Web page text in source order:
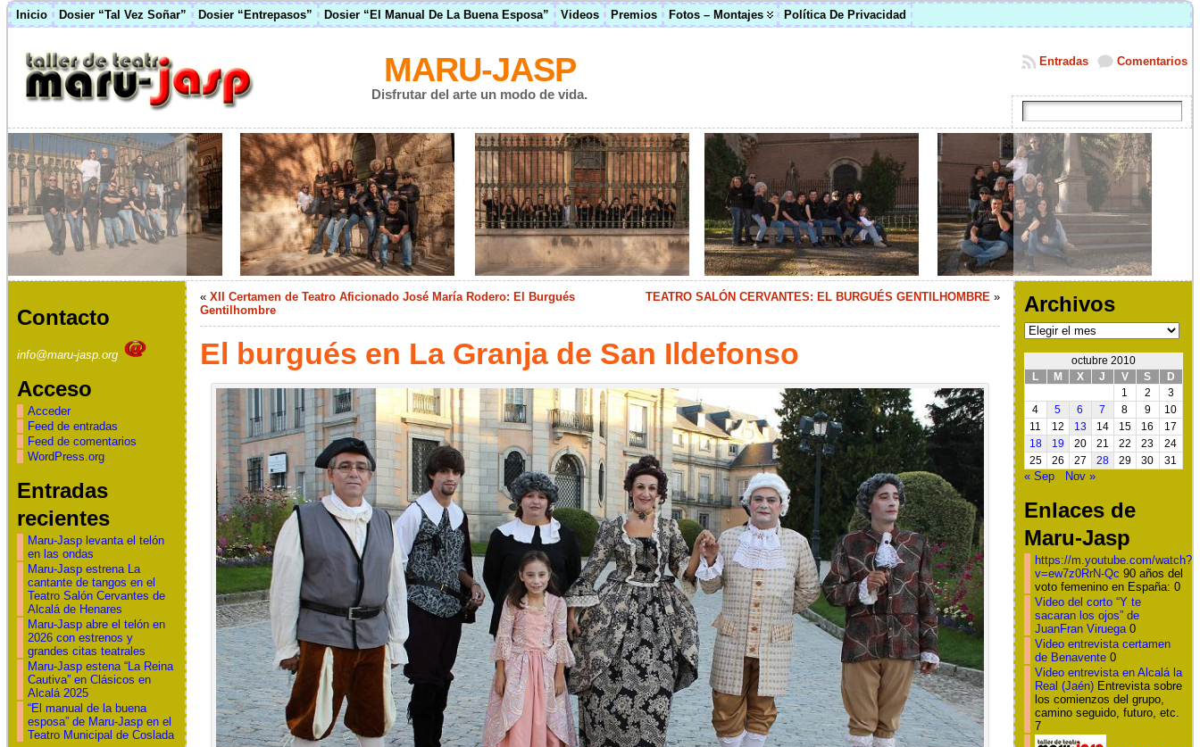
Inicio Dosier “Tal Vez Soñar” Dosier “Entrepasos” Dosier “El Manual De La Buena Esposa” Videos Premios Fotos – Montajes Política De Privacidad
MARU-JASP
Disfrutar del arte un modo de vida.
Comentarios
Entradas
Contacto
info@maru-jasp.org
Acceso
Acceder
Feed de entradas
Feed de comentarios
WordPress.org
Entradas
recientes
Maru-Jasp levanta el telón
en las ondas
Maru-Jasp estrena La
cantante de tangos en el
Teatro Salón Cervantes de
Alcalá de Henares
Maru-Jasp abre el telón en
2026 con estrenos y
grandes citas teatrales
Maru-Jasp estena “La Reina
Cautiva” en Clásicos en
Alcalá 2025
“El manual de la buena
esposa” de Maru-Jasp en el
Teatro Municipal de Coslada
« XII Certamen de Teatro Aficionado José María Rodero: El Burgués
Gentilhombre
TEATRO SALÓN CERVANTES: EL BURGUÉS GENTILHOMBRE»
El burgués en La Granja de San Ildefonso
Archivos
Archivos
octubre 2010
L
M X J V S
D
1
2
3
4
5 6 7 8 9
10
11
12 13 14 15 16
17
18
19 20 21 22 23
24
25
26 27 28 29 30 31
« Sep Nov »
Enlaces de
Maru-Jasp
https://m.youtube.com/watch?
v=ew7z0RrN-Qc 90 años del
voto femenino en España: 0
Video del corto “Y te
sacaran los ojos” de
JuanFran Viruega0
Video entrevista certamen
de Benavente0
Video entrevista en Alcalá la
Real (Jaén)Entrevista sobre
los comienzos del grupo,
camino seguido, futuro, etc.
7